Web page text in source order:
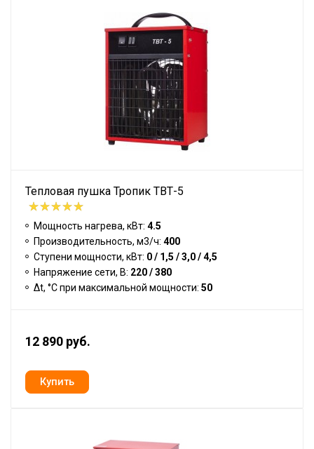
Тепловая пушка Тропик ТВТ-5
Мощность нагрева, кВт: 4.5
Производительность, м3/ч: 400
Ступени мощности, кВт: 0 / 1,5 / 3,0 / 4,5
Напряжение сети, В: 220 / 380
Δt, °C при максимальной мощности: 50
12 890 руб.